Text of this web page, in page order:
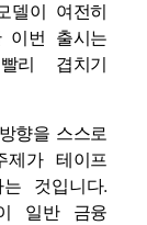
델이 여전히
이번 출시는
리 겹치기
향을 스스로
제가 테이프
것입니다.
일반 금융